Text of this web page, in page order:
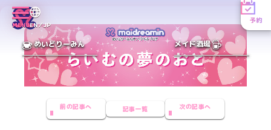
MENUEN／JP
予約
めいどりーみん メイド酒場
前の記事へ 記事一覧 次の記事へ